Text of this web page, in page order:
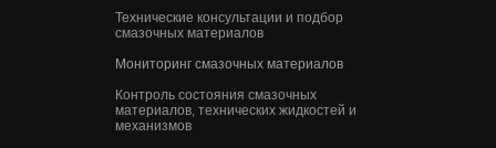
Технические консультации и подбор
смазочных материалов
Мониторинг смазочных материалов
Контроль состояния смазочных
материалов, технических жидкостей и
механизмов